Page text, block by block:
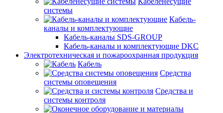
системы
Кабель-
каналы и комплектующие
Кабель-каналы SDS-GROUP
Кабель-каналы и комплектующие DKC
Электротехническая и пожароохранная продукция
Кабель
Средства
системы оповещения
Средства и
системы контроля